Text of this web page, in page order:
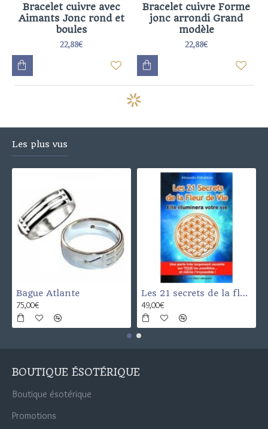
Bracelet cuivre avec
Aimants Jonc rond et
boules
22,88€
Bracelet cuivre Forme
jonc arrondi Grand
modèle
22,88€
Les plus vus
Bague Atlante
75,00€
Les 21 secrets de la fleur de vie
49,00€
BOUTIQUE ÉSOTÉRIQUE
Boutique ésotérique
Promotions